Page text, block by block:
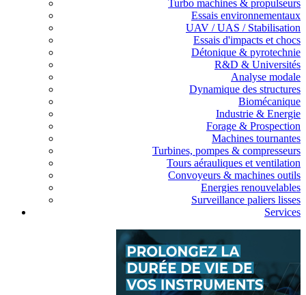
Turbo machines & propulseurs
Essais environnementaux
UAV / UAS / Stabilisation
Essais d'impacts et chocs
Détonique & pyrotechnie
R&D & Universités
Analyse modale
Dynamique des structures
Biomécanique
Industrie & Energie
Forage & Prospection
Machines tournantes
Turbines, pompes & compresseurs
Tours aérauliques et ventilation
Convoyeurs & machines outils
Energies renouvelables
Surveillance paliers lisses
Services